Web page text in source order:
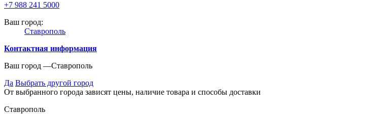
+7 988 241 5000
Ваш город:
Ставрополь
Контактная информация
Ваш город —Ставрополь
Да Выбрать другой город
От выбранного города зависят цены, наличие товара и способы доставки
Ставрополь